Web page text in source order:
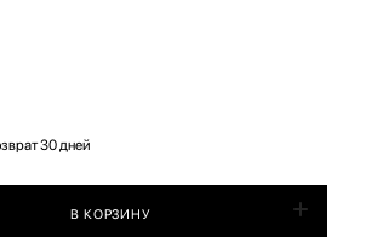
30 дней
В КОРЗИНУ